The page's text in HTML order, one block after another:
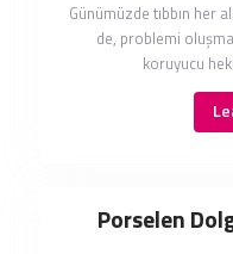
Günümüzde tıbbın her
de, problemi
koruyucu
Porselen